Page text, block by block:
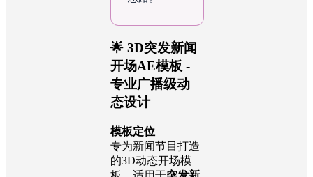
🌟 3D突发新闻
开场AE模板 -
专业广播级动
态设计
模板定位
专为新闻节目打造
的3D动态开场模